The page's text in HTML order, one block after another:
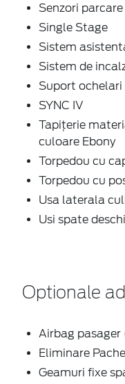
Senzori
Single Stage
Sistem
Sistem de
Suport
SYNC IV
Tapițerie
culoare Ebony
Torpedou cu
Torpedou cu
Usa laterala
Usi spate
Optionale
Airbag
Eliminare
Geamuri fixe